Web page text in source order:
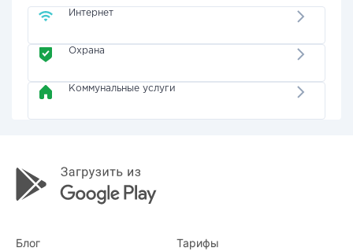
Интернет
Охрана
Коммунальные услуги
Блог Тарифы